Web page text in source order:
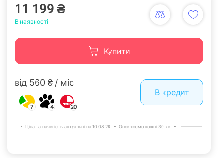
11 199 ₴
В наявності
Купити
від 560 ₴ / міс
7 4 20
В кредит
Ціна та наявність актуальні на 10.08.26. Оновлюємо кожні 30 хв.